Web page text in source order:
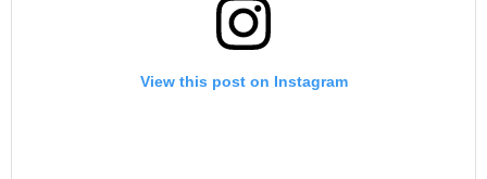
View this post on Instagram